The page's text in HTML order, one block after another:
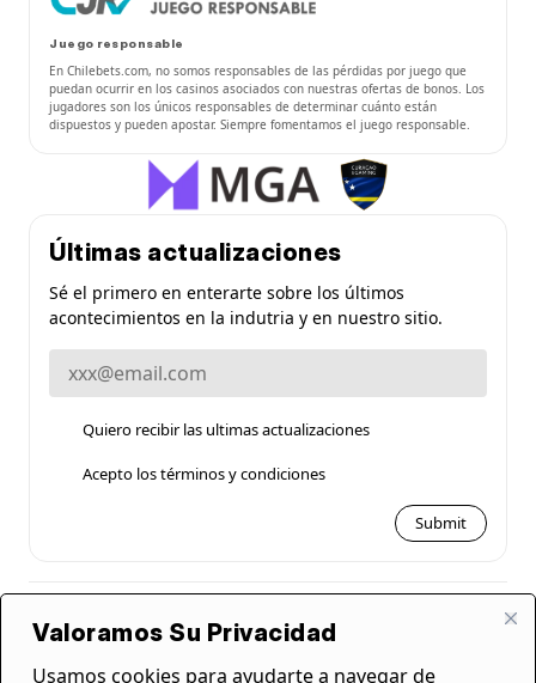
Valoramos Su Privacidad
Usamos cookies para ayudarte a navegar de
Juego responsable
En Chilebets.com, no somos responsables de las pérdidas por juego que
puedan ocurrir en los casinos asociados con nuestras ofertas de bonos. Los
jugadores son los únicos responsables de determinar cuánto están
dispuestos y pueden apostar. Siempre fomentamos el juego responsable.
Últimas actualizaciones
Sé el primero en enterarte sobre los últimos
acontecimientos en la indutria y en nuestro sitio.
Quiero recibir las ultimas actualizaciones
Acepto los términos y condiciones
Submit
Chilebets es una plataforma independiente en Chile que analiza y reseña casinos
ofrecemos servicios de apuestas o registro de cuentas de juego. El contenido de